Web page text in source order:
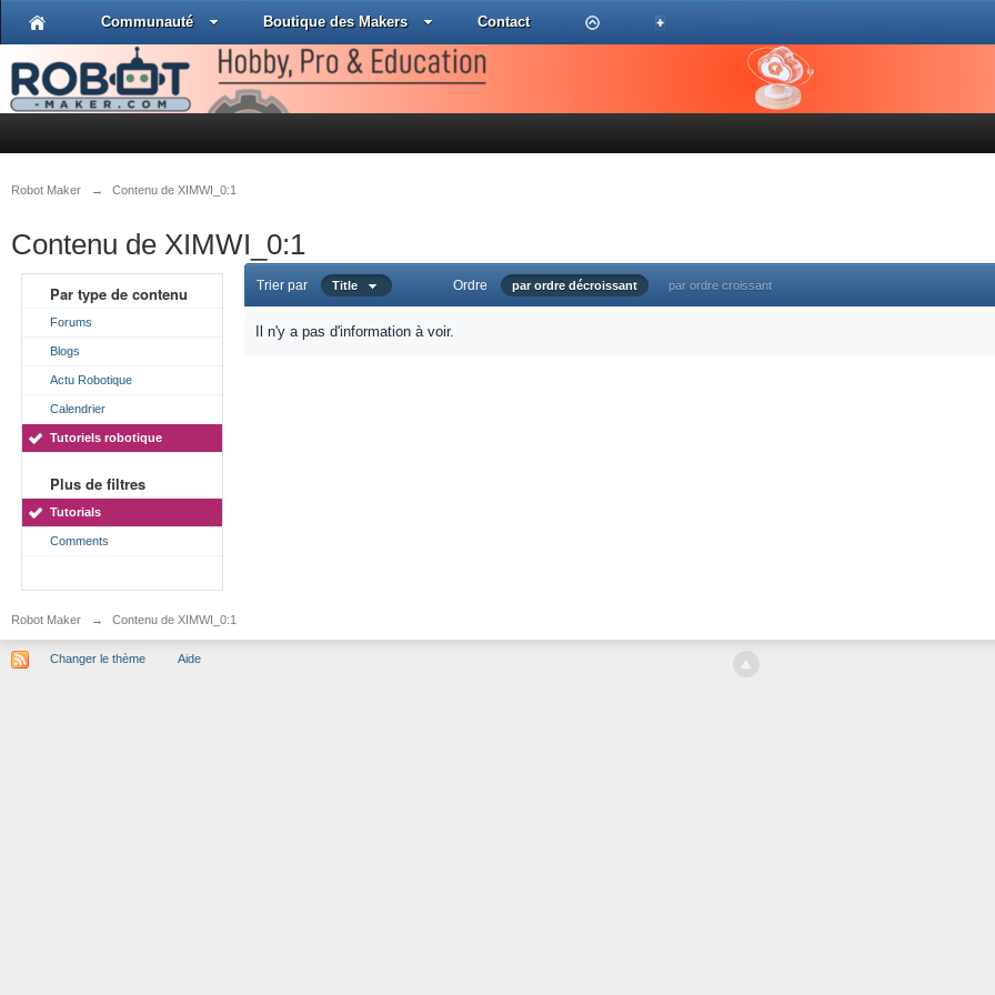
Communauté Boutique des Makers Contact
Robot Maker → Contenu de XIMWI_0:1
Contenu de XIMWI_0:1
Par type de contenu
Forums
Blogs
Actu Robotique
Calendrier
Tutoriels robotique
Plus de filtres
Tutorials
Comments
Trier par Title Ordre par ordre décroissant par ordre croissant
Il n'y a pas d'information à voir.
Robot Maker → Contenu de XIMWI_0:1
Changer le thème Aide